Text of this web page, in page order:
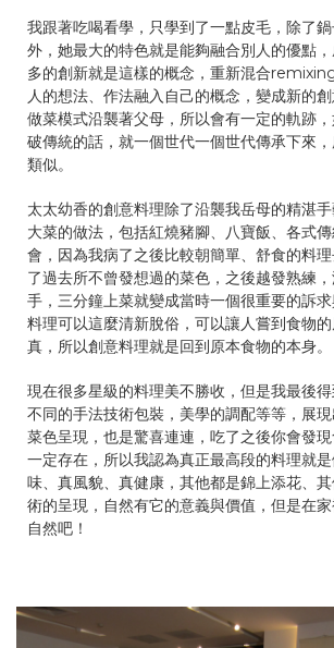
我跟著吃喝看學，只學到了一點皮毛，除了
外，她最大的特色就是能夠融合別人的優點
多的創新就是這樣的概念，重新混合
人的想法、作法融入自己的概念，變成新的
做菜模式沿襲著父母，所以會有一定的軌跡
破傳統的話，就一個世代一個世代傳承下來
類似。
太太幼香的創意料理除了沿襲我岳母的精湛
大菜的做法，包括紅燒豬腳、八寶飯、各式
會，因為我病了之後比較朝簡單、舒食的料
了過去所不曾發想過的菜色，之後越發熟練
手，三分鐘上菜就變成當時一個很重要的訴
料理可以這麼清新脫俗，可以讓人嘗到食物
真，所以創意料理就是回到原本食物的本身。
現在很多星級的料理美不勝收，但是我最後
不同的手法技術包裝，美學的調配等等，展
菜色呈現，也是驚喜連連，吃了之後你會發
一定存在，所以我認為真正最高段的料理就
味、真風貌、真健康，其他都是錦上添花、
術的呈現，自然有它的意義與價值，但是在
自然吧！